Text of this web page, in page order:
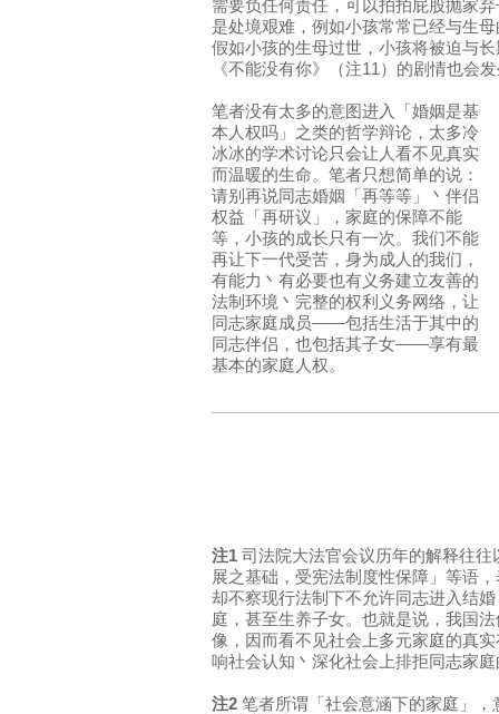
需要负任何责任，可以拍拍屁股抛家
是处境艰难，例如小孩常常已经与生
假如小孩的生母过世，小孩将被迫与
《不能没有你》（注11）的剧情也会
笔者没有太多的意图进入「婚姻是基
本人权吗」之类的哲学辩论，太多冷
冰冰的学术讨论只会让人看不见真实
而温暖的生命。笔者只想简单的说：
请别再说同志婚姻「再等等」丶伴侣
权益「再研议」，家庭的保障不能
等，小孩的成长只有一次。我们不能
再让下一代受苦，身为成人的我们，
有能力丶有必要也有义务建立友善的
法制环境丶完整的权利义务网络，让
同志家庭成员——包括生活于其中的
同志伴侣，也包括其子女——享有最
基本的家庭人权。
注1 司法院大法官会议历年的解释往
展之基础，受宪法制度性保障」等语
却不察现行法制下不允许同志进入结
庭，甚至生养子女。也就是说，我国
像，因而看不见社会上多元家庭的真
响社会认知丶深化社会上排拒同志家
注2 笔者所谓「社会意涵下的家庭」